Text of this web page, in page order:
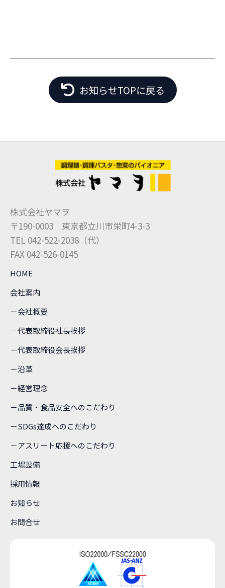
お知らせTOPに戻る
株式会社ヤマヲ
〒190-0003 東京都立川市栄町4-3-3
TEL 042-522-2038（代）
FAX 042-526-0145
HOME
会社案内
－会社概要
－代表取締役社長挨拶
－代表取締役会長挨拶
－沿革
－経営理念
－品質・食品安全へのこだわり
－SDGs達成へのこだわり
－アスリート応援へのこだわり
工場設備
採用情報
お知らせ
お問合せ